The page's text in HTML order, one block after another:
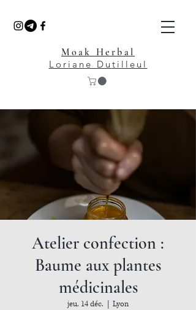
Moak Herbal
Loriane Dutilleul
Atelier confection :
Baume aux plantes
médicinales
jeu. 14 déc. Lyon